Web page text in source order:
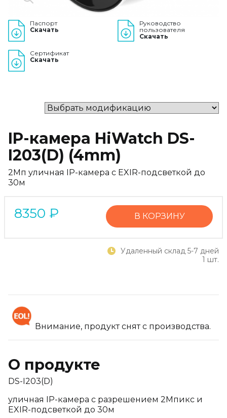
Паспорт
Скачать
Руководство
пользователя
Скачать
Сертификат
Скачать
IP-камера HiWatch DS-
I203(D) (4mm)
2Мп уличная IP-камера с EXIR-подсветкой до
30м
8350 ₽ В КОРЗИНУ
Удаленный склад 5-7 дней
1 шт.
Внимание, продукт снят с производства.
О продукте
DS-I203(D)
уличная IP-камера с разрешением 2Мпикс и
EXIR-подсветкой до 30м